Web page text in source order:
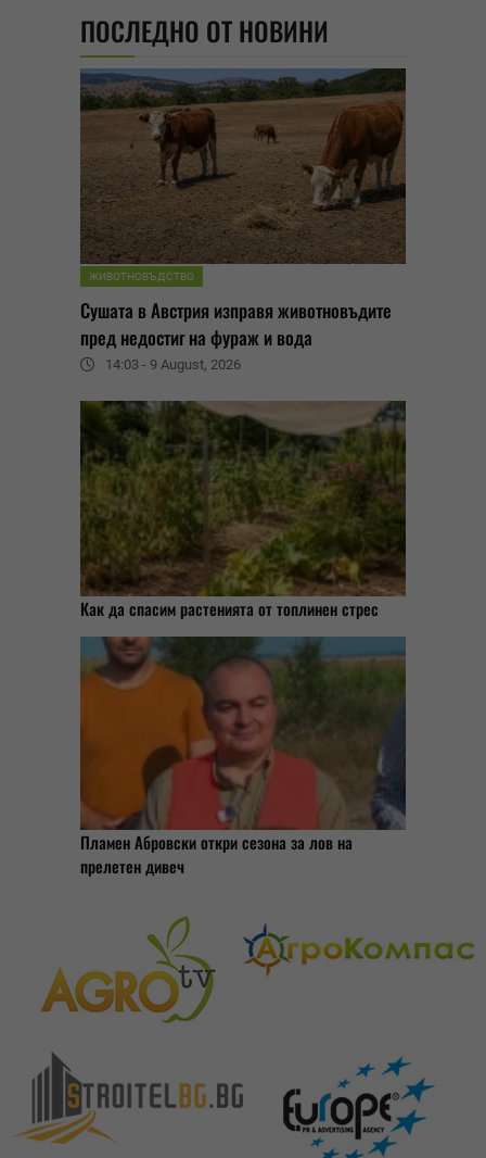
ПОСЛЕДНО ОТ НОВИНИ
ЖИВОТНОВЪДСТВО
Сушата в Австрия изправя животновъдите
пред недостиг на фураж и вода
14:03 - 9 August, 2026
Как да спасим растенията от топлинен стрес
Пламен Абровски откри сезона за лов на
прелетен дивеч